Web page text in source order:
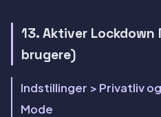
13. Aktiver
brugere)
Indstillinger > Privatliv
Mode